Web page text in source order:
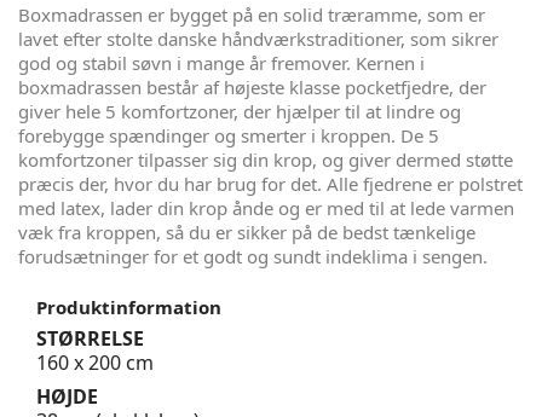
Boxmadrassen er bygget på en solid træramme, som er
lavet efter stolte danske håndværkstraditioner, som sikrer
god og stabil søvn i mange år fremover. Kernen i
boxmadrassen består af højeste klasse pocketfjedre, der
giver hele 5 komfortzoner, der hjælper til at lindre og
forebygge spændinger og smerter i kroppen. De 5
komfortzoner tilpasser sig din krop, og giver dermed støtte
præcis der, hvor du har brug for det. Alle fjedrene er polstret
med latex, lader din krop ånde og er med til at lede varmen
væk fra kroppen, så du er sikker på de bedst tænkelige
forudsætninger for et godt og sundt indeklima i sengen.
Produktinformation
STØRRELSE
160 x 200 cm
HØJDE